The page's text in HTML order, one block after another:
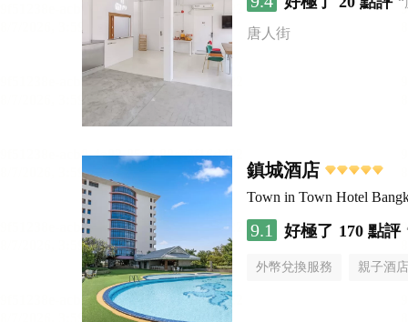
唐人街
鎮城酒店
Town in Town Hotel
9.1 好極了 170 點評
外幣兌換服務 親子酒店